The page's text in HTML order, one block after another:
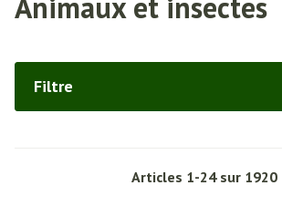
Filtre
Articles 1-24sur 1920